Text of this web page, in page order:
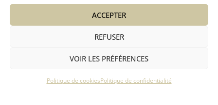
ACCEPTER
REFUSER
VOIR LES PRÉFÉRENCES
Politique de cookiesPolitique de confidentialité
Location linge et matériels Service Para-Hôteliers
Autres Services A Propos